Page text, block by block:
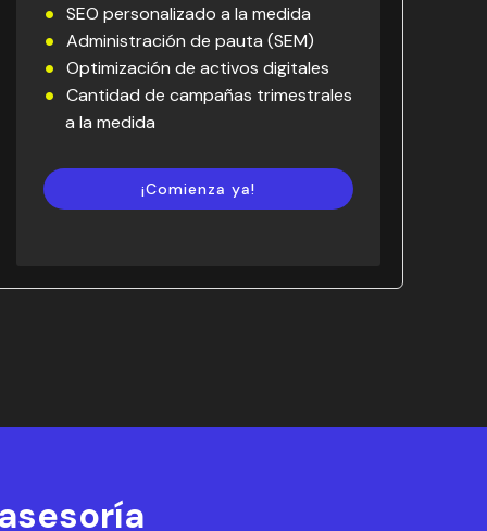
SEO personalizado a la medida
Administración de pauta (SEM)
Optimización de activos digitales
Cantidad de campañas trimestrales
a la medida
¡Comienza ya!